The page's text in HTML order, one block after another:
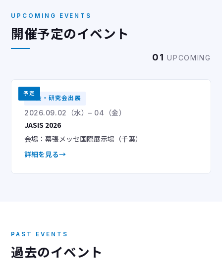
UPCOMING EVENTS
開催予定のイベント
01 UPCOMING
予定
学会・研究会出展
2026.09.02（水）– 04（金）
JASIS 2026
会場：幕張メッセ国際展示場（千葉）
詳細を見る
PAST EVENTS
過去のイベント